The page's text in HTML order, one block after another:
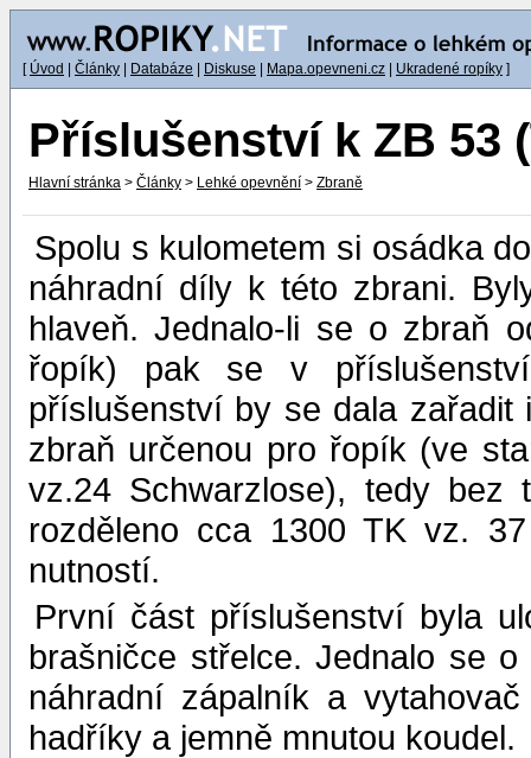
[ Úvod Články Databáze Diskuse Mapa.opevneni.cz Ukradené ropíky ]
Příslušenství k ZB 53
Hlavní stránka > Články > Lehké opevnění > Zbraně
Spolu s kulometem si osádka
náhradní díly k této zbrani.
hlaveň. Jednalo-li se o zbraň
řopík) pak se v
příslušenství by se dala
zbraň určenou pro řopík (ve
vz.24 Schwarzlose), tedy
rozděleno cca 1300 TK vz.
nutností.
První část příslušenství byla
brašničce střelce. Jednalo se
náhradní zápalník a
hadříky a jemně mnutou koudel.